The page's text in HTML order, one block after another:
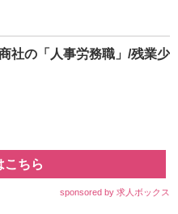
社の「人事労務職」/残業少
こちら
sponsored by 求人ボックス